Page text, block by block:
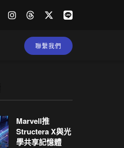
聯繫我們
Marvell推
Structera X與光
學共享記憶體